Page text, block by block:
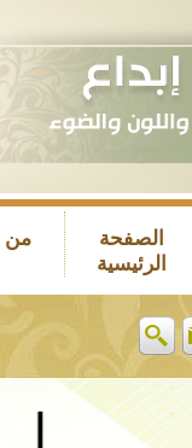
الصفحة
الرئيسية
من